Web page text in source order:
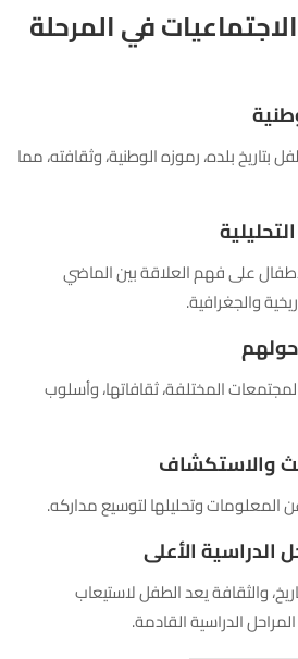
في المرحلة
بتاريخ بلده، رموزه الوطنية، وثقافته، مما
على فهم العلاقة بين الماضي
والجغرافية.
المختلفة، ثقافاتها، وأسلوب
المعلومات وتحليلها لتوسيع مداركه.
والثقافة يعد الطفل لاستيعاب
الدراسية القادمة.